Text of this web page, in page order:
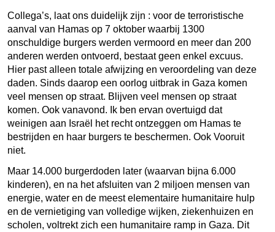
Collega’s, laat ons duidelijk zijn : voor de terroristische
aanval van Hamas op 7 oktober waarbij 1300
onschuldige burgers werden vermoord en meer dan 200
anderen werden ontvoerd, bestaat geen enkel excuus.
Hier past alleen totale afwijzing en veroordeling van deze
daden. Sinds daarop een oorlog uitbrak in Gaza komen
veel mensen op straat. Blijven veel mensen op straat
komen. Ook vanavond. Ik ben ervan overtuigd dat
weinigen aan Israël het recht ontzeggen om Hamas te
bestrijden en haar burgers te beschermen. Ook Vooruit
niet.
Maar 14.000 burgerdoden later (waarvan bijna 6.000
kinderen), en na het afsluiten van 2 miljoen mensen van
energie, water en de meest elementaire humanitaire hulp
en de vernietiging van volledige wijken, ziekenhuizen en
scholen, voltrekt zich een humanitaire ramp in Gaza. Dit